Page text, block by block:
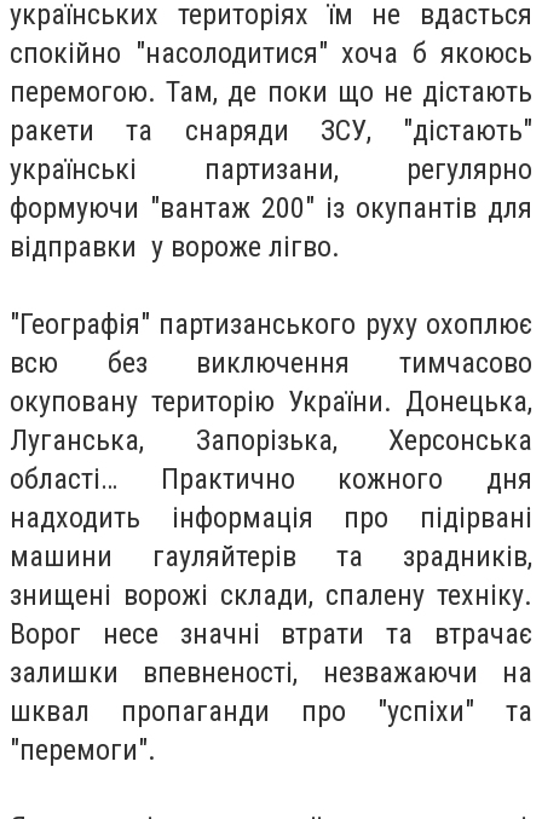
українських територіях їм не вдасться
спокійно "насолодитися" хоча б якоюсь
перемогою. Там, де поки що не дістають
ракети та снаряди ЗСУ, "дістають"
українські партизани, регулярно
формуючи "вантаж 200" із окупантів для
відправки у вороже лігво.
"Географія" партизанського руху охоплює
всю без виключення тимчасово
окуповану територію України. Донецька,
Луганська, Запорізька, Херсонська
області… Практично кожного дня
надходить інформація про підірвані
машини гауляйтерів та зрадників,
знищені ворожі склади, спалену техніку.
Ворог несе значні втрати та втрачає
залишки впевненості, незважаючи на
шквал пропаганди про "успіхи" та
"перемоги".